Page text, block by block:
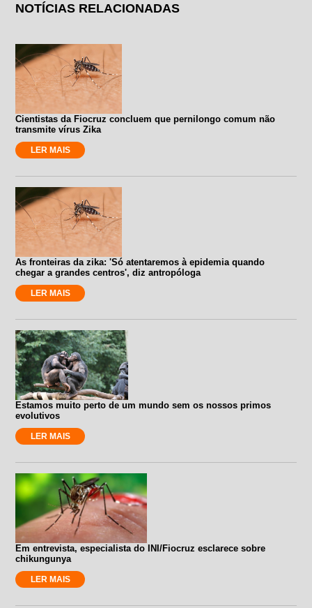
NOTÍCIAS RELACIONADAS
Cientistas da Fiocruz concluem que pernilongo comum não
transmite vírus Zika
LER MAIS
As fronteiras da zika: 'Só atentaremos à epidemia quando
chegar a grandes centros', diz antropóloga
LER MAIS
Estamos muito perto de um mundo sem os nossos primos
evolutivos
LER MAIS
Em entrevista, especialista do INI/Fiocruz esclarece sobre
chikungunya
LER MAIS